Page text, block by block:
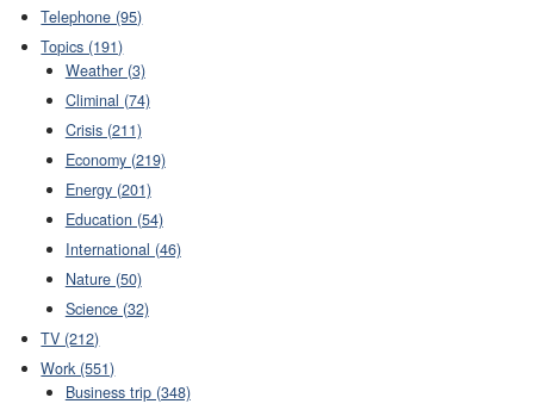
Telephone (95)
Topics (191)
Weather (3)
Climinal (74)
Crisis (211)
Economy (219)
Energy (201)
Education (54)
International (46)
Nature (50)
Science (32)
TV (212)
Work (551)
Business trip (348)